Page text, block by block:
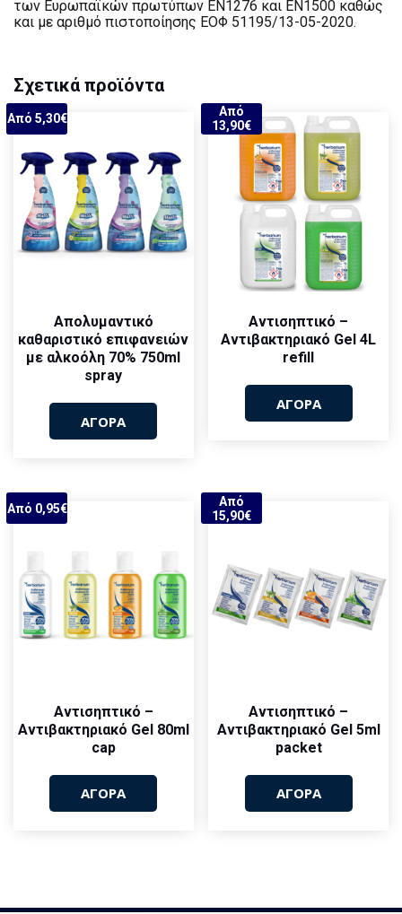
των Ευρωπαϊκών πρωτύπων ΕΝ1276 και ΕΝ1500 καθώς
και με αριθμό πιστοποίησης ΕΟΦ 51195/13-05-2020.
Σχετικά προϊόντα
Απολυμαντικό
καθαριστικό επιφανειών
με αλκοόλη 70% 750ml
spray
Από 5,30€
ΑΓΟΡΑ
Αντισηπτικό –
Αντιβακτηριακό Gel 4L
refill
Από
13,90€
ΑΓΟΡΑ
Αντισηπτικό –
Αντιβακτηριακό Gel 80ml
cap
Από 0,95€
ΑΓΟΡΑ
Αντισηπτικό –
Αντιβακτηριακό Gel 5ml
packet
Από
15,90€
ΑΓΟΡΑ